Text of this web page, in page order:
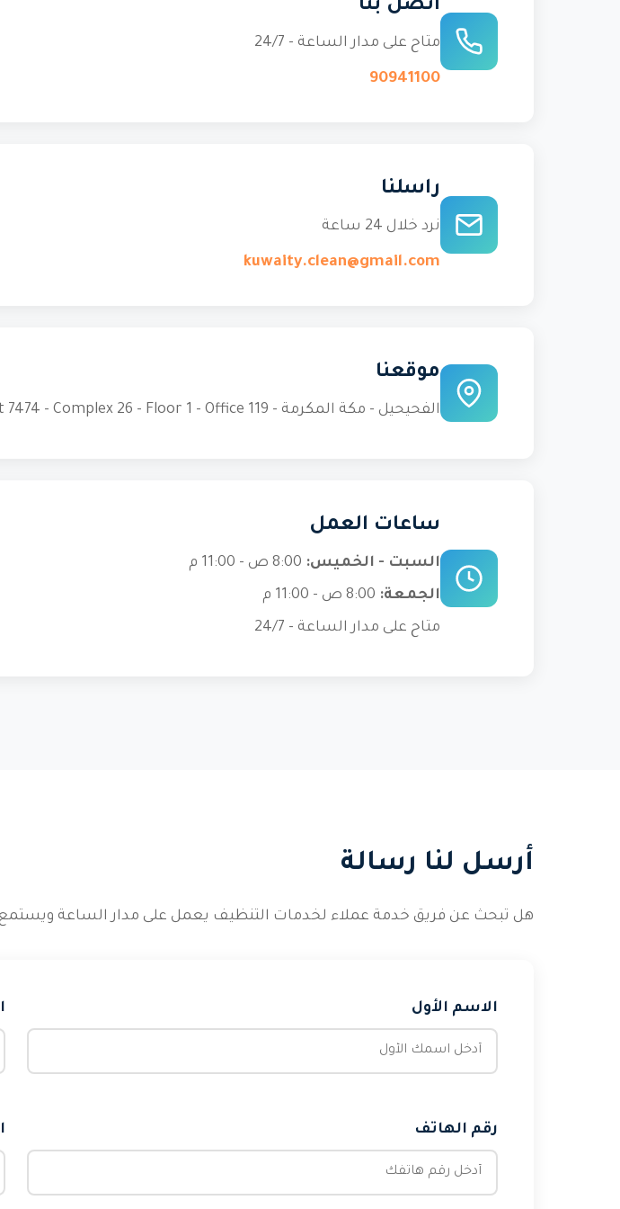
اتصل بنا
متاح على مدار الساعة - 24/7
90941100
راسلنا
نرد خلال 24 ساعة
kuwaity.clean@gmail.com
موقعنا
الفحيحيل - مكة المكرمة - Block 11 - Plot 7474 - Complex 26 - Floor 1 - Office 119
ساعات العمل
السبت - الخميس:
الجمعة:
متاح على مدار الساعة - 24/7
أرسل لنا رسالة
هل تبحث عن فريق خدمة عملاء لخدمات التنظيف يعمل على مدار الساعة ويستمع
الاسم الأول
رقم الهاتف